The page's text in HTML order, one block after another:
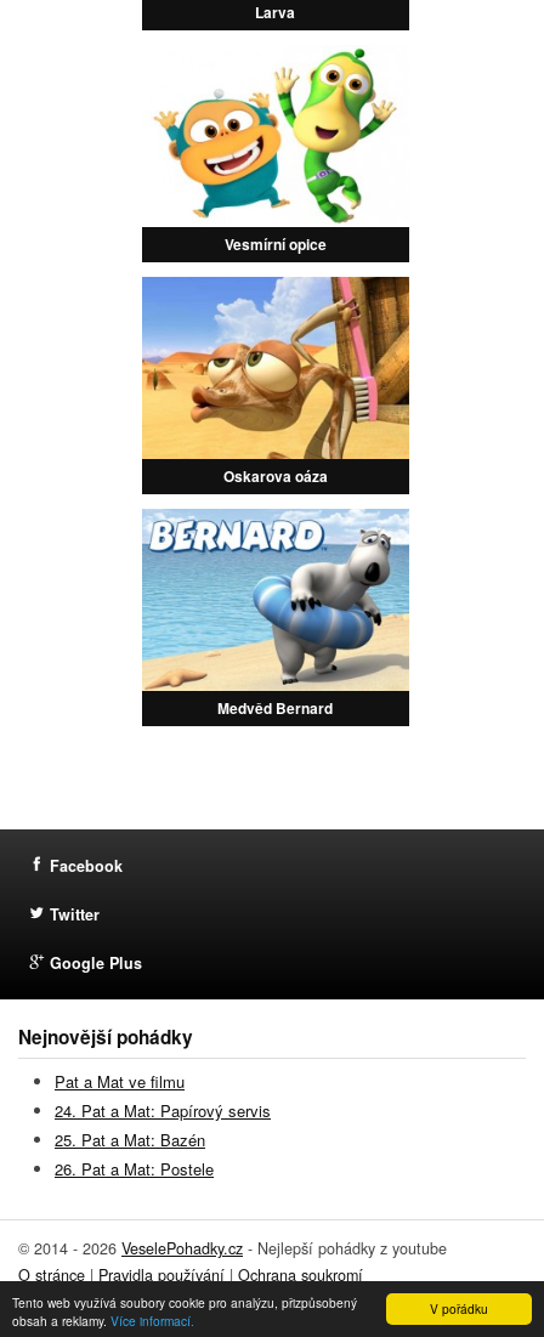
V pořádku
Tento web využívá soubory cookie pro analýzu, přizpůsobený
obsah a reklamy. Více informací.
Larva
Vesmírní opice
Oskarova oáza
Medvěd Bernard
Facebook
Twitter
Google Plus
Nejnovější pohádky
Pat a Mat ve filmu
24. Pat a Mat: Papírový servis
25. Pat a Mat: Bazén
26. Pat a Mat: Postele
© 2014 - 2026 VeselePohadky.cz - Nejlepší pohádky z youtube
O stránce | Pravidla používání | Ochrana soukromí
Přidat pohádku|Kontakt